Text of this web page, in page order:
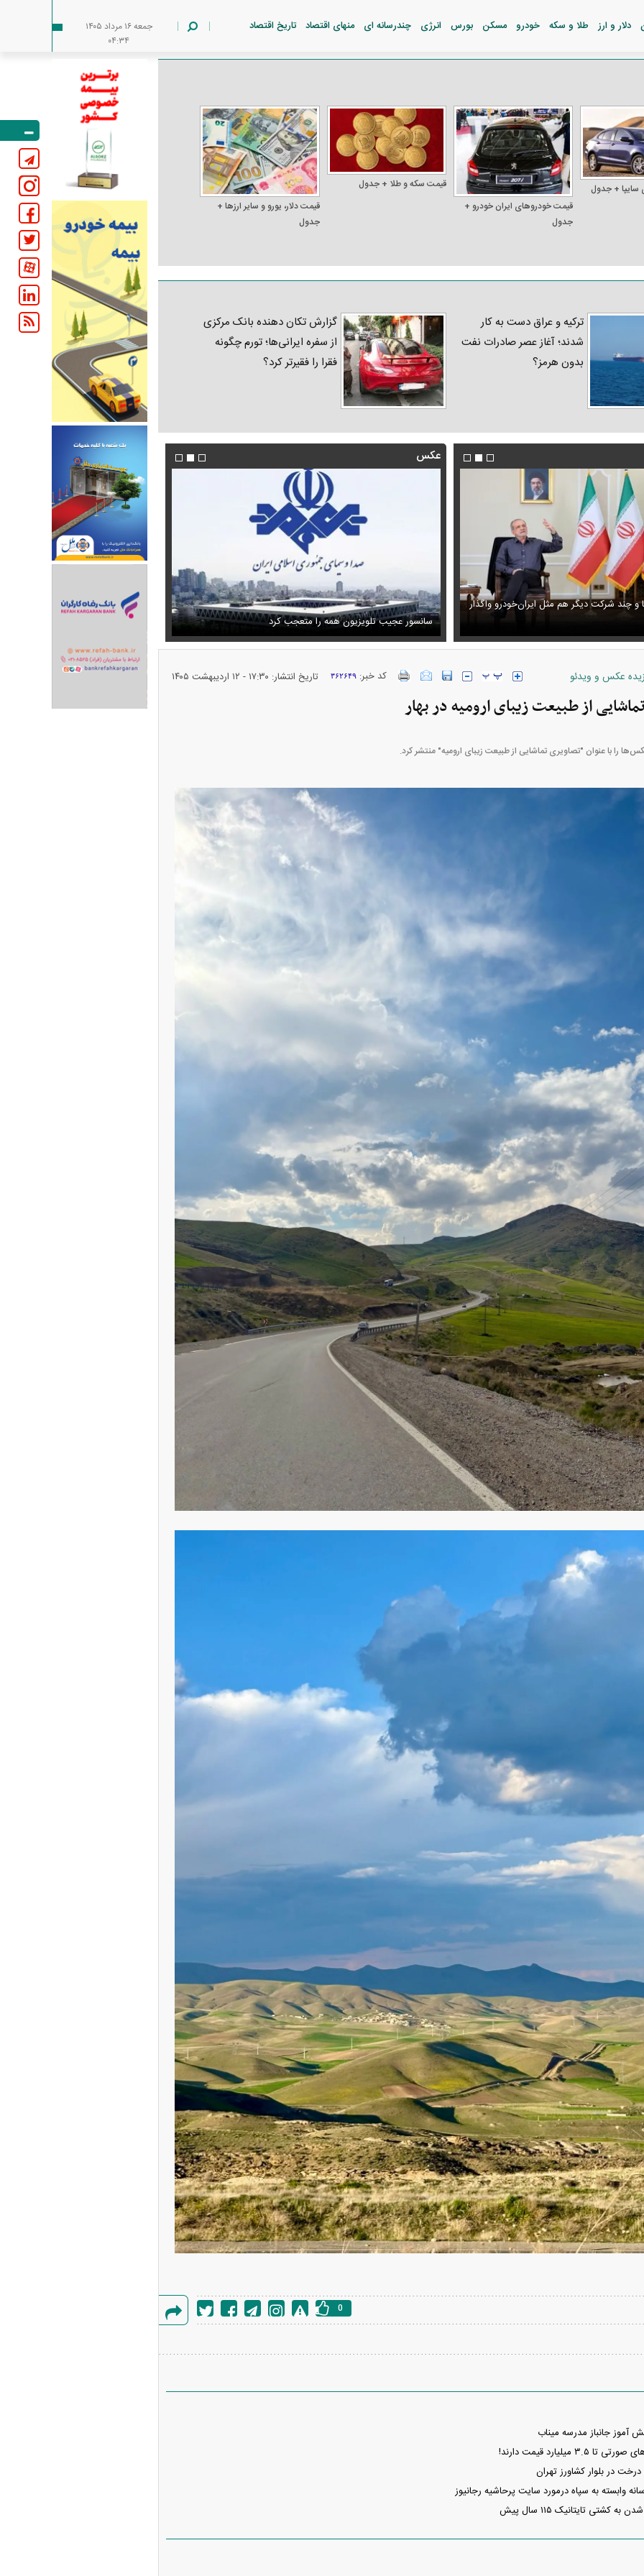
دلار و ارز طلا و سکه خودرو مسکن بورس انرژی چندرسانه ای منهای اقتصاد تاریخ اقتصاد
جمعه ۱۶ مرداد ۱۴۰۵
۰۴:۳۴
+ جدول
قیمت خودرو‌های ایران خودرو +
جدول
قیمت سکه و طلا + جدول
قیمت دلار، یورو و سایر ارز‌ها +
جدول
ترکیه و عراق دست به کار
شدند؛ آغاز عصر صادرات نفت
بدون هرمز؟
گزارش تکان‌ دهنده بانک مرکزی
از سفره ایرانی‌ها؛ تورم چگونه
فقرا را فقیرتر کرد؟
و چند شرکت دیگر هم مثل ایران‌خودرو واگذار
حمله خلبانان ایرانی به پایگاه آمریکا بدون GPS
فیلم/ پزشکیان: اگر ارز ترجیحی را حذف
پیش می‌آمد
عکس
نوه ناصرالدین شاه در لباس دامادی سانسور عجیب تلویزیون همه را متعجب کرد استایل جدید صابر ابر در فضای مجازی
عکس و ویدئو کد خبر:۳۶۲۶۴۹ تاریخ انتشار: ۱۷:۳۰ - ۱۲ ارديبهشت ۱۴۰۵
از طبیعت زیبای ارومیه در بهار
را با عنوان "تصاویری تماشایی از طبیعت زیبای ارومیه" منتشر کرد.
گزارش
0
آموز جانباز مدرسه میناب
میلیارد قیمت دارند!
در بلوار کشاورز تهران
وابسته به سپاه درمورد سایت پرحاشیه رجانیوز
تایتانیک ۱۱۵ سال پیش
+ جدول قیمت خودرو‌های ایران خودرو + جدول
مسکن؛ فنر
کارنامه مردود محسن پاک‌ نژاد؛ از افت شدید
درآمد ارزی تا بازی با عزل و نصب‌ها
شد/ اولین
سیاسی + جدول
هجوم خودروسازان چینی به اروپا؛ آیا
کارخانه‌های بحران‌زده نجات پیدا می‌کنند؟
واردات خودرو از منطقه آزاد تهران؛ مناظره
داغی که بازار خودرو را تحت تأثیر قرار داد
قدرت تهدید
رونمایی از پوکو M ۸ پاور با باتری ۸۰۰۰
میلی‌آمپرساعتی
چین از بمب افکن H-۶N با موشک هسته‌ای
رونمایی کرد